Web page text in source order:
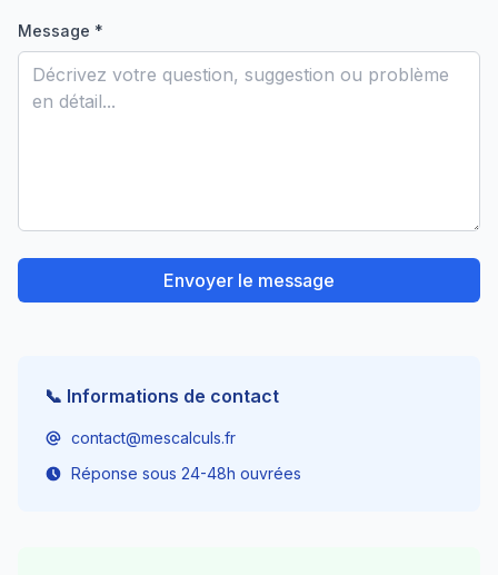
Message *
Envoyer le message
📞 Informations de contact
contact@mescalculs.fr
Réponse sous 24-48h ouvrées